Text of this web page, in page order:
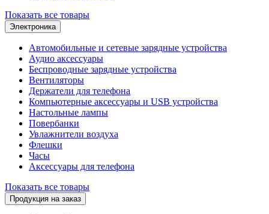
Показать все товары
Электроника
Автомобильные и сетевые зарядные устройства
Аудио аксессуары
Беспроводные зарядные устройства
Вентиляторы
Держатели для телефона
Компьютерные аксессуары и USB устройства
Настольные лампы
Повербанки
Увлажнители воздуха
Флешки
Часы
Аксессуары для телефона
Показать все товары
Продукция на заказ